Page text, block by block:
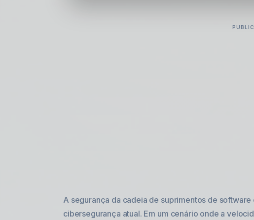
A segurança da cadeia de suprimentos de
cibersegurança atual. Em um cenário onde a